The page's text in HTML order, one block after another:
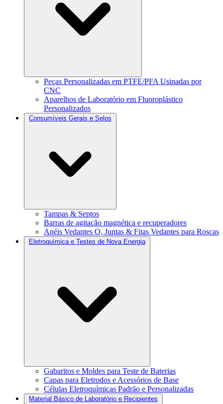
Peças Personalizadas em PTFE/PFA Usinadas por
CNC
Aparelhos de Laboratório em Fluoroplástico
Personalizados
Consumíveis Gerais e Selos
Tampas & Septos
Barras de agitação magnética e recuperadores
Anéis Vedantes O, Juntas & Fitas Vedantes para Roscas
Eletroquímica e Testes de Nova Energia
Gabaritos e Moldes para Teste de Baterias
Capas para Eletrodos e Acessórios de Base
Células Eletroquímicas Padrão e Personalizadas
Material Básico de Laboratório e Recipientes